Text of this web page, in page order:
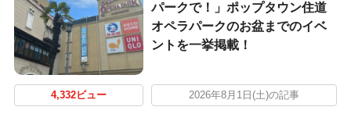
パークで！」ポップタウン住道
オペラパークのお盆までのイベ
ントを一挙掲載！
4,332ビュー 2026年8月1日(土)の記事